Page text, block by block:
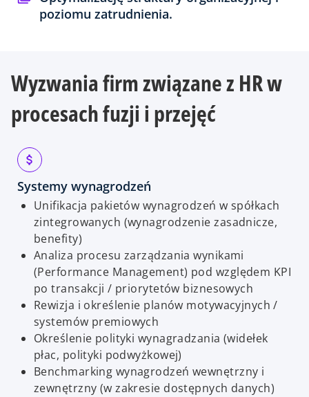
poziomu zatrudnienia.
Wyzwania firm związane z HR w
procesach fuzji i przejęć
Systemy wynagrodzeń
Unifikacja pakietów wynagrodzeń w spółkach
zintegrowanych (wynagrodzenie zasadnicze,
benefity)
Analiza procesu zarządzania wynikami
(Performance Management) pod względem KPI
po transakcji / priorytetów biznesowych
Rewizja i określenie planów motywacyjnych /
systemów premiowych
Określenie polityki wynagradzania (widełek
płac, polityki podwyżkowej)
Benchmarking wynagrodzeń wewnętrzny i
zewnętrzny (w zakresie dostępnych danych)